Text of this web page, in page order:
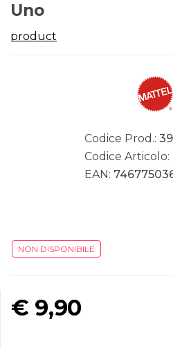
Uno
product
Codice Prod.:
Codice Articolo:
EAN:
NON DISPONIBILE
€ 9,90